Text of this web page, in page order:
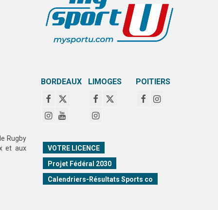
Rugby
et aux
BORDEAUX LIMOGES POITIERS
VOTRE LICENCE
Projet Fédéral 2030
Calendriers-Résultats Sports co